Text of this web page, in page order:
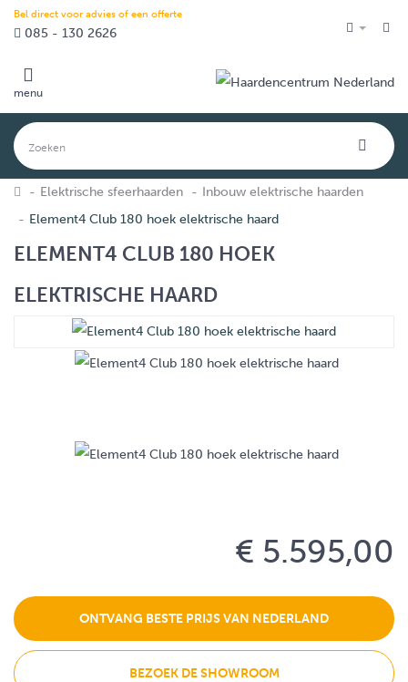
Bel direct voor advies of een offerte
085 - 130 2626
menu
Elektrische sfeerhaarden
Inbouw elektrische haarden
Element4 Club 180 hoek elektrische haard
ELEMENT4 CLUB 180 HOEK
ELEKTRISCHE HAARD
€ 5.595,00
ONTVANG BESTE PRIJS VAN NEDERLAND
BEZOEK DE SHOWROOM